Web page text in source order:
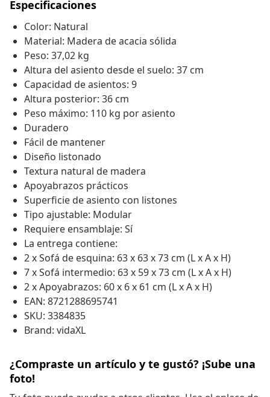
Especificaciones
Color: Natural
Material: Madera de acacia sólida
Peso: 37,02 kg
Altura del asiento desde el suelo: 37 cm
Capacidad de asientos: 9
Altura posterior: 36 cm
Peso máximo: 110 kg por asiento
Duradero
Fácil de mantener
Diseño listonado
Textura natural de madera
Apoyabrazos prácticos
Superficie de asiento con listones
Tipo ajustable: Modular
Requiere ensamblaje: Sí
La entrega contiene:
2 x Sofá de esquina: 63 x 63 x 73 cm (L x A x H)
7 x Sofá intermedio: 63 x 59 x 73 cm (L x A x H)
2 x Apoyabrazos: 60 x 6 x 61 cm (L x A x H)
EAN: 8721288695741
SKU: 3384835
Brand: vidaXL
¿Compraste un artículo y te gustó? ¡Sube una
foto!